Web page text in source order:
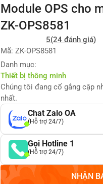
Module OPS cho
ZK-OPS8581
5(24 đánh giá)
Mã: ZK-OPS8581
Danh mục:
Thiết bị thông minh
Chúng tôi đang cố gắng cập
nhất.
Chat Zalo OA
(Hỗ trợ 24/7)
Gọi Hotline 1
(Hỗ trợ 24/7)
NHẬN